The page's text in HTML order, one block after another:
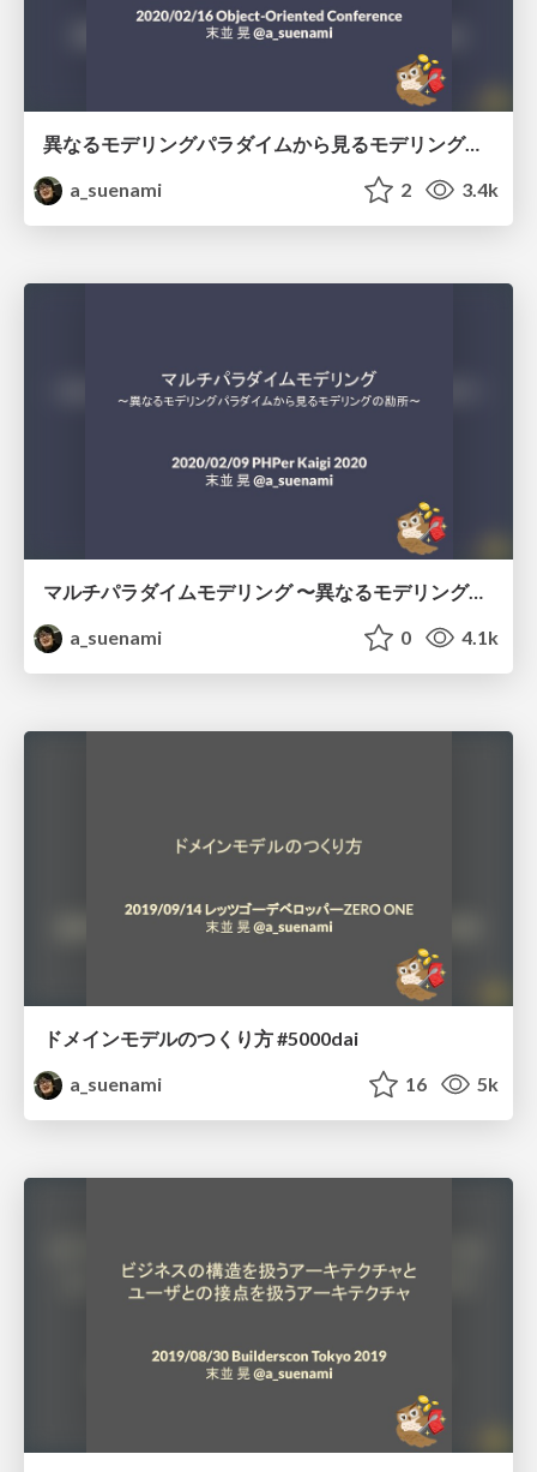
異なるモデリングパラダイムから見るモデリングの勘所 #ooc_2020
a_suenami
2 3.4k
マルチパラダイムモデリング 〜異なるモデリングパラダイムから見るモデリングの勘所〜 #PHPerKaigi
a_suenami
0 4.1k
ドメインモデルのつくり方 #5000dai
a_suenami
16 5k